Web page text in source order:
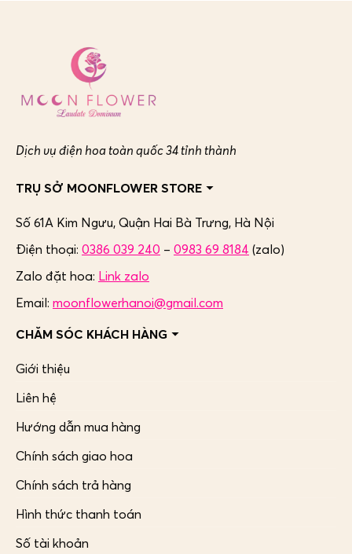
Dịch vụ điện hoa toàn quốc 34 tỉnh thành
TRỤ SỞ MOONFLOWER STORE
Số 61A Kim Ngưu, Quận Hai Bà Trưng, Hà Nội
Điện thoại: 0386 039 240 – 0983 69 8184 (zalo)
Zalo đặt hoa: Link zalo
Email: moonflowerhanoi@gmail.com
CHĂM SÓC KHÁCH HÀNG
Giới thiệu
Liên hệ
Hướng dẫn mua hàng
Chính sách giao hoa
Chính sách trả hàng
Hình thức thanh toán
Số tài khoản